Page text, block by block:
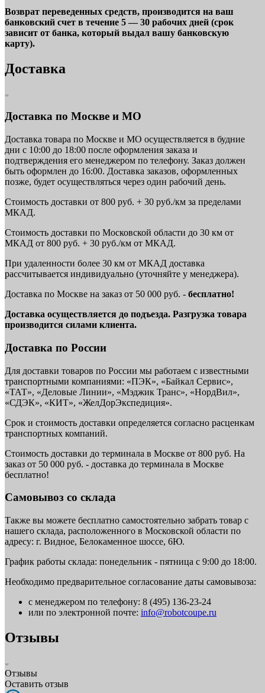
Возврат переведенных средств, производится на ваш
банковский счет в течение 5 — 30 рабочих дней (срок
зависит от банка, который выдал вашу банковскую
карту).
Доставка
Доставка по Москве и МО
Доставка товара по Москве и МО осуществляется в будние
дни с 10:00 до 18:00 после оформления заказа и
подтверждения его менеджером по телефону. Заказ должен
быть оформлен до 16:00. Доставка заказов, оформленных
позже, будет осуществляться через один рабочий день.
Стоимость доставки от 800 руб. + 30 руб./км за пределами
МКАД.
Стоимость доставки по Московской области до 30 км от
МКАД от 800 руб. + 30 руб./км от МКАД.
При удаленности более 30 км от МКАД доставка
рассчитывается индивидуально (уточняйте у менеджера).
Доставка по Москве на заказ от 50 000 руб. - бесплатно!
Доставка осуществляется до подъезда. Разгрузка товара
производится силами клиента.
Доставка по России
Для доставки товаров по России мы работаем с известными
транспортными компаниями: «ПЭК», «Байкал Сервис»,
«ТАТ», «Деловые Линии», «Мэджик Транс», «НордВил»,
«СДЭК», «КИТ», «ЖелДорЭкспедиция».
Срок и стоимость доставки определяется согласно расценкам
транспортных компаний.
Стоимость доставки до терминала в Москве от 800 руб. На
заказ от 50 000 руб. - доставка до терминала в Москве
бесплатно!
Самовывоз со склада
Также вы можете бесплатно самостоятельно забрать товар с
нашего склада, расположенного в Московской области по
адресу: г. Видное, Белокаменное шоссе, 6Ю.
График работы склада: понедельник - пятница с 9:00 до 18:00.
Необходимо предварительное согласование даты самовывоза:
с менеджером по телефону: 8 (495) 136-23-24
или по электронной почте: info@robotcoupe.ru
Отзывы
Отзывы
Оставить отзыв